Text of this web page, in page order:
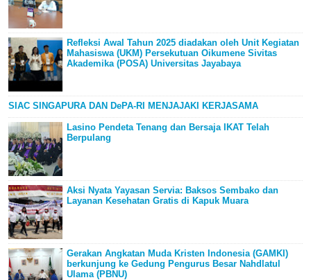
Refleksi Awal Tahun 2025 diadakan oleh Unit Kegiatan
Mahasiswa (UKM) Persekutuan Oikumene Sivitas
Akademika (POSA) Universitas Jayabaya
SIAC SINGAPURA DAN DePA-RI MENJAJAKI KERJASAMA
Lasino Pendeta Tenang dan Bersaja IKAT Telah
Berpulang
Aksi Nyata Yayasan Servia: Baksos Sembako dan
Layanan Kesehatan Gratis di Kapuk Muara
Gerakan Angkatan Muda Kristen Indonesia (GAMKI)
berkunjung ke Gedung Pengurus Besar Nahdlatul
Ulama (PBNU)